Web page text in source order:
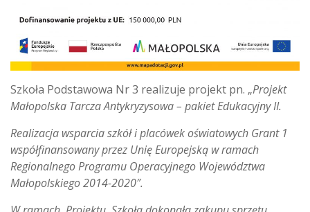
Szkoła Podstawowa Nr 3 realizuje projekt pn. „Projekt
Małopolska Tarcza Antykryzysowa – pakiet Edukacyjny II.
Realizacja wsparcia szkół i placówek oświatowych Grant 1
współfinansowanyprzez Unię Europejską w ramach
Regionalnego Programu Operacyjnego Województwa
Małopolskiego 2014-2020″.